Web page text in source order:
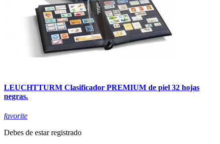
LEUCHTTURM Clasificador PREMIUM de piel 32 hojas
negras.
favorite
Debes de estar registrado